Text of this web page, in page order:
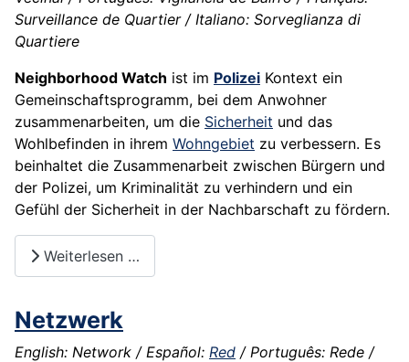
Surveillance de Quartier / Italiano: Sorveglianza di
Quartiere
Neighborhood Watch ist im Polizei Kontext ein
Gemeinschaftsprogramm, bei dem Anwohner
zusammenarbeiten, um die Sicherheit und das
Wohlbefinden in ihrem Wohngebiet zu verbessern. Es
beinhaltet die Zusammenarbeit zwischen Bürgern und
der Polizei, um Kriminalität zu verhindern und ein
Gefühl der Sicherheit in der Nachbarschaft zu fördern.
Weiterlesen …
Netzwerk
English: Network / Español: Red / Português: Rede /